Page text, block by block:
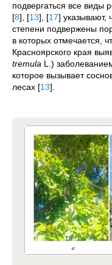
подвергаться все виды
[8] [13] [17] указывают,
степени подвержены
в которых отмечается,
Красноярского края
tremula L.)
которое вызывает
лесах [13]